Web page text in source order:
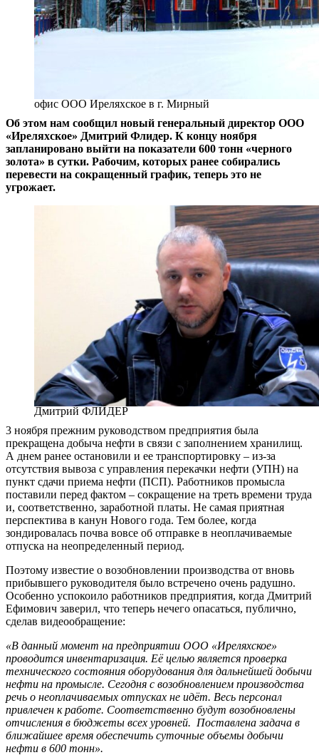
офис ООО Иреляхское в г. Мирный
Об этом нам сообщил новый генеральный директор ООО
«Иреляхское» Дмитрий Флидер. К концу ноября
запланировано выйти на показатели 600 тонн «черного
золота» в сутки. Рабочим, которых ранее собирались
перевести на сокращенный график, теперь это не
угрожает.
Дмитрий ФЛИДЕР
3 ноября прежним руководством предприятия была
прекращена добыча нефти в связи с заполнением хранилищ.
А днем ранее остановили и ее транспортировку – из-за
отсутствия вывоза с управления перекачки нефти (УПН) на
пункт сдачи приема нефти (ПСП). Работников промысла
поставили перед фактом – сокращение на треть времени труда
и, соответственно, заработной платы. Не самая приятная
перспектива в канун Нового года. Тем более, когда
зондировалась почва вовсе об отправке в неоплачиваемые
отпуска на неопределенный период.
Поэтому известие о возобновлении производства от вновь
прибывшего руководителя было встречено очень радушно.
Особенно успокоило работников предприятия, когда Дмитрий
Ефимович заверил, что теперь нечего опасаться, публично,
сделав видеообращение:
«В данный момент на предприятии ООО «Иреляхское»
проводится инвентаризация. Её целью является проверка
технического состояния оборудования для дальнейшей добычи
нефти на промысле. Сегодня с возобновлением производства
речь о неоплачиваемых отпусках не идёт. Весь персонал
привлечен к работе. Соответственно будут возобновлены
отчисления в бюджеты всех уровней. Поставлена задача в
ближайшее время обеспечить суточные объемы добычи
нефти в 600 тонн».